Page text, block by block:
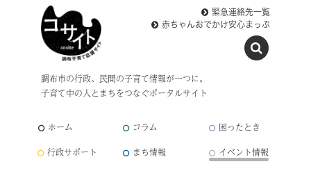
調布市の行政、民間の子育て情報が一つに。
子育て中の人とまちをつなぐポータルサイト
緊急連絡先一覧
赤ちゃんおでかけ安心まっぷ
ホーム コラム
困ったとき
行政サポート
まち情報 イベント情報